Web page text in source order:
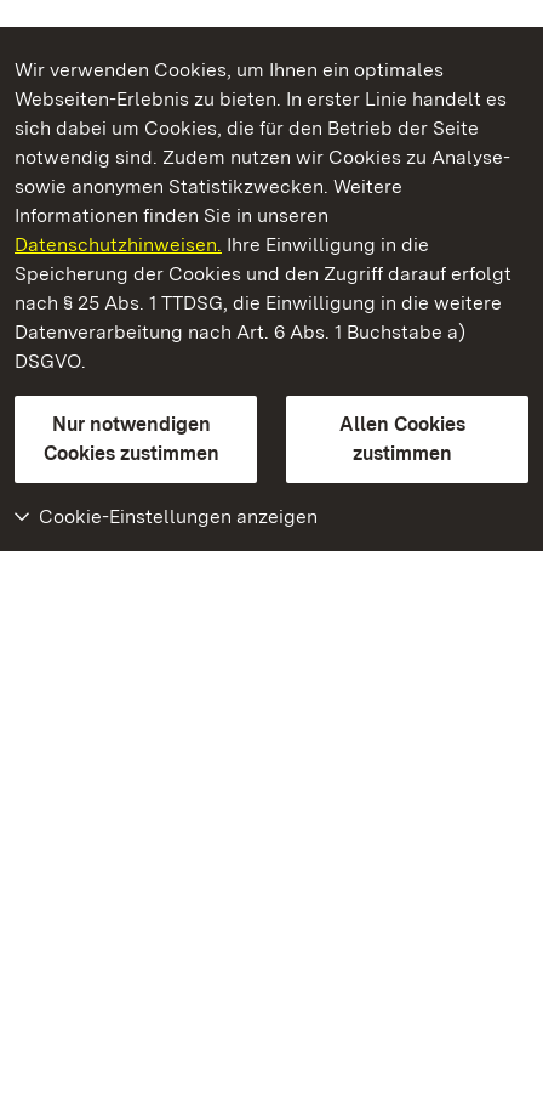
Wir verwenden Cookies, um Ihnen ein optimales
Webseiten-Erlebnis zu bieten. In erster Linie handelt es
sich dabei um Cookies, die für den Betrieb der Seite
notwendig sind. Zudem nutzen wir Cookies zu Analyse-
sowie anonymen Statistikzwecken. Weitere
Informationen finden Sie in unseren
Datenschutzhinweisen. Ihre Einwilligung in die
Speicherung der Cookies und den Zugriff darauf erfolgt
nach § 25 Abs. 1 TTDSG, die Einwilligung in die weitere
Datenverarbeitung nach Art. 6 Abs. 1 Buchstabe a)
DSGVO.
Nur notwendigen
Cookies zustimmen
Allen Cookies
zustimmen
Cookie-Einstellungen anzeigen
Kommen. Staunen. Genießen.
Schloss Kirchheim
Staatliche Schlösser und Gärten Baden-Württemberg
Kontakt
GebärdenspracheLeichte Sprache
Erklärung zur Barrierefreiheit
BITV-konform (geprüfte Seiten)
Weiteres